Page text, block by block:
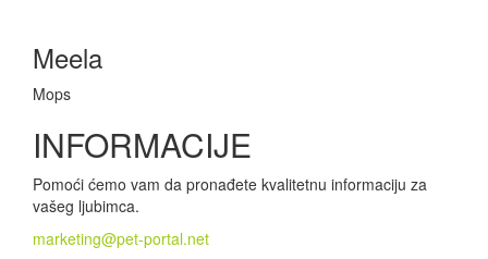
Meela
Mops
INFORMACIJE
Pomoći ćemo vam da pronađete kvalitetnu informaciju za
vašeg ljubimca.
marketing@pet-portal.net